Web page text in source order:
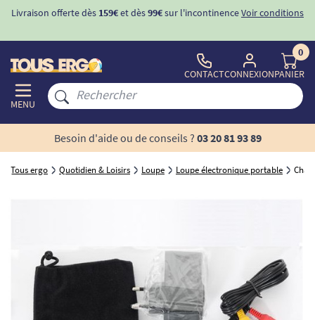
Livraison offerte dès 159€et dès99€sur l'incontinenceVoir conditions
MENU
CONTACTCONNEXION
0
PANIER
Besoin d'aide ou de conseils ? 03 20 81 93 89
Tous ergo Quotidien & Loisirs Loupe Loupe électronique portable